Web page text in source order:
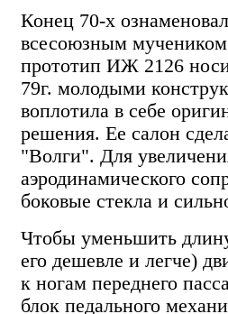
Конец 70-х
всесоюзным
прототип ИЖ 2126
79г. молодыми
воплотила в себе
решения. Ее салон
"Волги". Для
аэродинамического
боковые стекла и
Чтобы уменьшить
его дешевле и легче)
к ногам переднего
блок педального